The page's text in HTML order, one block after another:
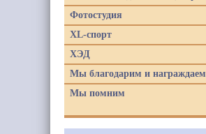
Фотостудия
XL-спорт
ХЭД
Мы благодарим и награждаем
Мы помним